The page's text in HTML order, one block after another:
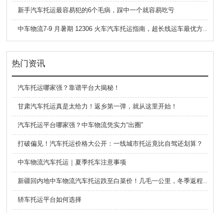
新手汽车托运最容易犯的6个毛病，踩中一个就容易吃亏
中车物流7-9 月暑期 12306 火车汽车托运指南，超长线运车最优方案
热门资讯
汽车托运哪家强？靠谱平台大揭秘！
甘肃汽车托运真是太给力！返乡第一弹，就从这里开始！
汽车托运平台哪家强？中车物流凭实力“出圈”
打破偏见！汽车托运价格大公开：一线城市托运竟比自驾还划算？
中车物流汽车托运｜夏季托车注意事项
轿车托运平台如何选择